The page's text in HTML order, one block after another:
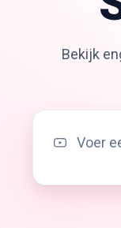
Bekijk